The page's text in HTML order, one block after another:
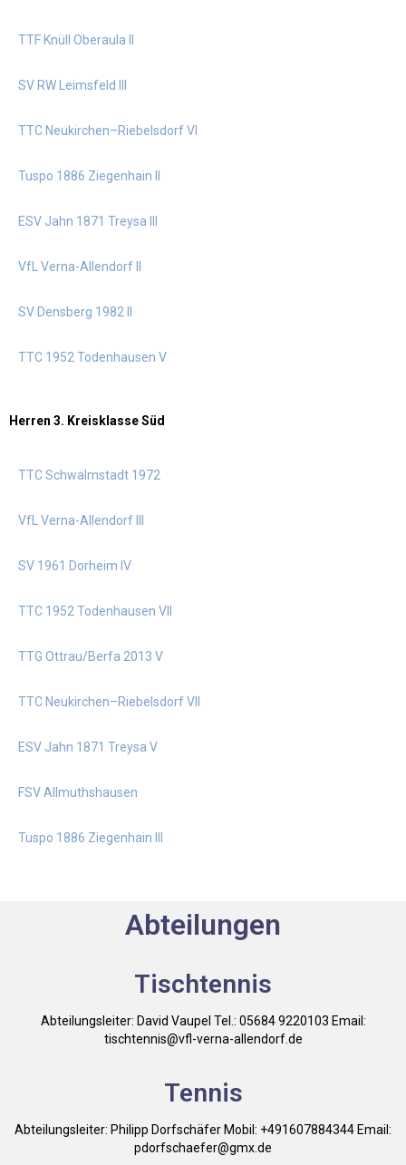
TTF Knüll Oberaula II
SV RW Leimsfeld III
TTC Neukirchen–Riebelsdorf VI
Tuspo 1886 Ziegenhain II
ESV Jahn 1871 Treysa III
VfL Verna-Allendorf II
SV Densberg 1982 II
TTC 1952 Todenhausen V
Herren 3. Kreisklasse Süd
TTC Schwalmstadt 1972
VfL Verna-Allendorf III
SV 1961 Dorheim IV
TTC 1952 Todenhausen VII
TTG Ottrau/Berfa 2013 V
TTC Neukirchen–Riebelsdorf VII
ESV Jahn 1871 Treysa V
FSV Allmuthshausen
Tuspo 1886 Ziegenhain III
Abteilungen
Tischtennis
Abteilungsleiter: David Vaupel Tel.: 05684 9220103 Email:
tischtennis@vfl-verna-allendorf.de
Tennis
Abteilungsleiter: Philipp Dorfschäfer Mobil: +491607884344 Email:
pdorfschaefer@gmx.de